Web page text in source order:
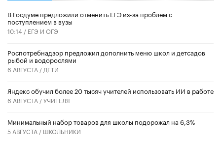
В Госдуме предложили отменить ЕГЭ из-за проблем с
поступлением в вузы
10:14 / ЕГЭ И ОГЭ
Роспотребнадзор предложил дополнить меню школ и детсадов
рыбой и водорослями
6 АВГУСТА / ДЕТИ
​Яндекс обучил более 20 тысяч учителей использовать ИИ в работе
6 АВГУСТА /УЧИТЕЛЯ
Минимальный набор товаров для школы подорожал на 6,3%
5 АВГУСТА / ШКОЛЬНИКИ